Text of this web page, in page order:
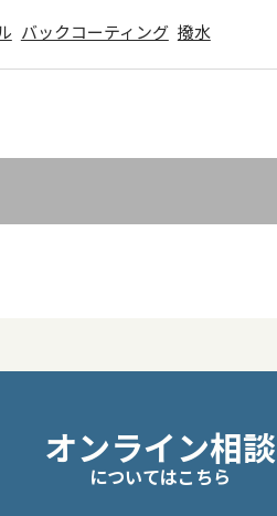
バックコーティング 撥水
オンライン相談
についてはこちら